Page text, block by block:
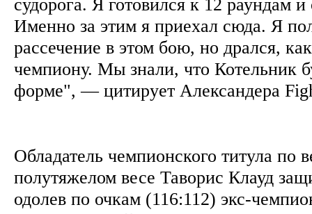
Именно за этим я приехал сюда. Я
рассечение в этом бою, но дрался,
чемпиону. Мы знали, что Котельник
форме", — цитирует Александера
Обладатель чемпионского титула по
полутяжелом весе Таворис Клауд
одолев по очкам (116:112) экс-